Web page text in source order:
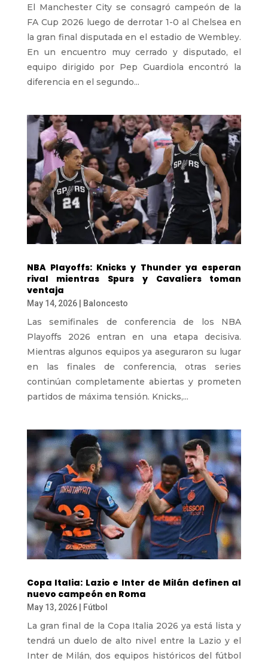
El Manchester City se consagró campeón de la
FA Cup 2026 luego de derrotar 1-0 al Chelsea en
la gran final disputada en el estadio de Wembley.
En un encuentro muy cerrado y disputado, el
equipo dirigido por Pep Guardiola encontró la
diferencia en el segundo...
NBA Playoffs: Knicks y Thunder ya esperan
rival mientras Spurs y Cavaliers toman
ventaja
May 14, 2026| Baloncesto
Las semifinales de conferencia de los NBA
Playoffs 2026 entran en una etapa decisiva.
Mientras algunos equipos ya aseguraron su lugar
en las finales de conferencia, otras series
continúan completamente abiertas y prometen
partidos de máxima tensión. Knicks,...
Copa Italia: Lazio e Inter de Milán definen al
nuevo campeón en Roma
May 13, 2026| Fútbol
La gran final de la Copa Italia 2026 ya está lista y
tendrá un duelo de alto nivel entre la Lazio y el
Inter de Milán, dos equipos históricos del fútbol